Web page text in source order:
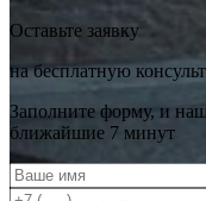
Оставьте заявку
на бесплатную
Заполните форму, и
ближайшие 7 минут